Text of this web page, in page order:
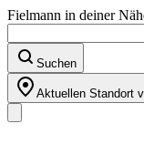
Fielmann in deiner
Suchen
Aktuellen Standort